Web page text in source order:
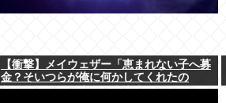
【衝撃】メイウェザー「恵まれない子へ募
金？そいつらが俺に何かしてくれたの
か・・・・・・？」⇒！！！